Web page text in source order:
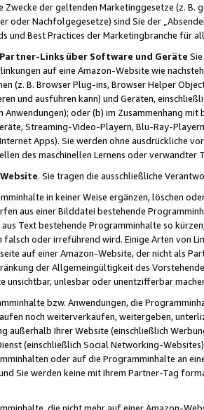
Zwecke der geltenden Marketinggesetze (z. B.
oder Nachfolgegesetze) sind Sie der
und Best Practices der Marketingbranche für
Links über Software und Geräte
auf eine Amazon-Website wie
(z. B. Browser Plug-ins, Browser Helper
und ausführen kann) und Geräten,
Anwendungen); oder (b) im Zusammenhang
Streaming-Video-Playern, Blu-Ray-
Apps). Sie werden ohne ausdrückliche
des maschinellen Lernens oder
. Sie tragen die ausschließliche
in keiner Weise ergänzen, löschen
aus einer Bilddatei bestehende
Text bestehende Programminhalte so
falsch oder irreführend wird. Einige Arten von
auf einer Amazon-Website, der nicht als
der Allgemeingültigkeit des
unsichtbar, unlesbar oder unentzifferbar
bzw. Anwendungen, die
noch weiterverkaufen, weitergeben,
außerhalb Ihrer Website (einschließlich
(einschließlich Social Networking-
oder auf die Programminhalte an
Sie werden keine mit Ihrem Partner-Tag
die nicht mehr auf einer Amazon-